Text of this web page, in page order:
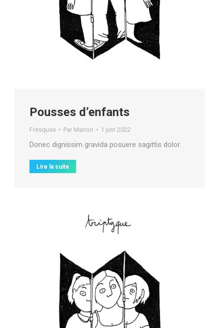
Pousses d’enfants
Fresques Par Marion 1 juin 2022
Donec dignissim gravida posuere sagittis dolor.
Lire la suite